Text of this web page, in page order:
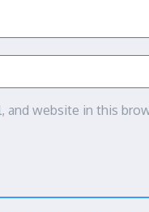
and website in this